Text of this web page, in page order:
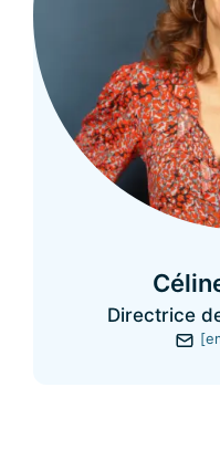
Directrice